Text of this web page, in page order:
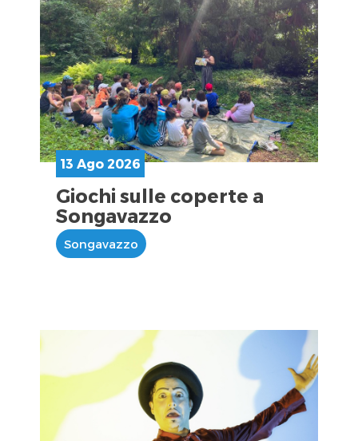
13 Ago 2026
Giochi sulle coperte a
Songavazzo
Songavazzo